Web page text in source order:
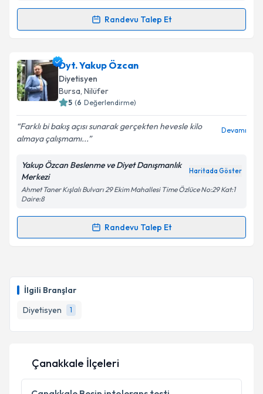
İlgili Branşlar
Diyetisyen
1
Takvim Talebini Gönder
Randevu Talep Et
Randevu Takvimi Talebi
Dyt. Murat Kurtiçin randevu takvimi talebi oluşturun.
Size bu uzmandan randevu almanız için bir takvim
hazırlandığında e-posta ile bilgilendireceğiz.
Kişisel verilerimin işlenmesine ilişkin
Aydınlatma
kapsamda işlenmesini kabul ediyorum.
Takvim Talebini Gönder
Dyt. Yakup Özcan
Diyetisyen
Bursa, Nilüfer
5 (6 Değerlendirme)
Farklı bi bakış açısı sunarak gerçekten hevesle kilo
almaya çalışmamı...
Devamı
Yakup Özcan Beslenme ve Diyet Danışmanlık
Merkezi
Haritada Göster
Ahmet Taner Kışlalı Bulvarı 29 Ekim Mahallesi Time Özlüce No:29 Kat:1
Daire:8
Randevu Talep Et
Randevu Takvimi Talebi
takvim hazırlandığında e-posta ile bilgilendireceğiz.
E-posta Adresiniz
Kişisel verilerimin işlenmesine ilişkinAydınlatma
Metni
'ni okudum ve kişisel verilerimin belirtilen
Çanakkale İlçeleri